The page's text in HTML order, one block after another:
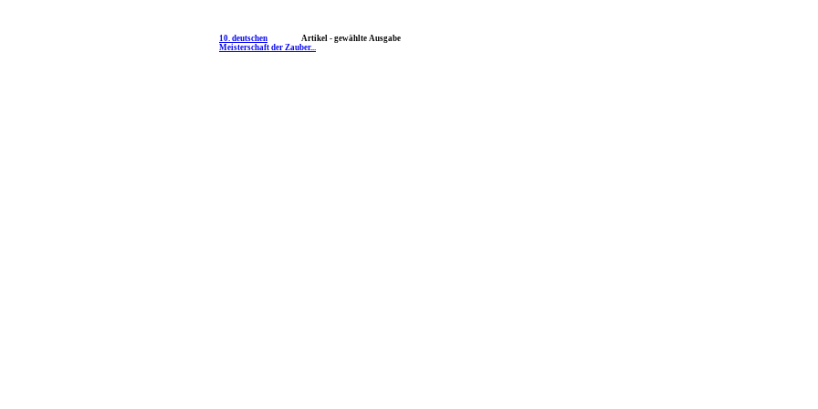
Artikel - gewählte Ausgabe
10. deutschen
Meisterschaft der Zauber...